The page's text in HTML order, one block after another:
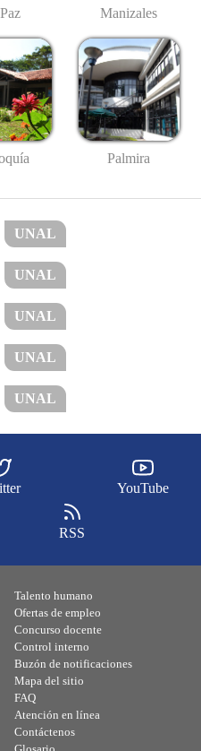
Manizales
Palmira
UNAL
UNAL
UNAL
UNAL
UNAL
YouTube
RSS
Talento humano
Ofertas de empleo
Concurso docente
Control interno
Buzón de notificaciones
Mapa del sitio
FAQ
Atención en línea
Contáctenos